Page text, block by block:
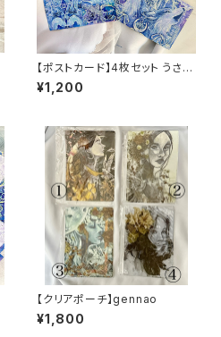
【ポストカード】4枚セット うさぎ
オオカミ 手紙 約100mm×148
mm
¥1,200
【クリアポーチ】gennao
¥1,800